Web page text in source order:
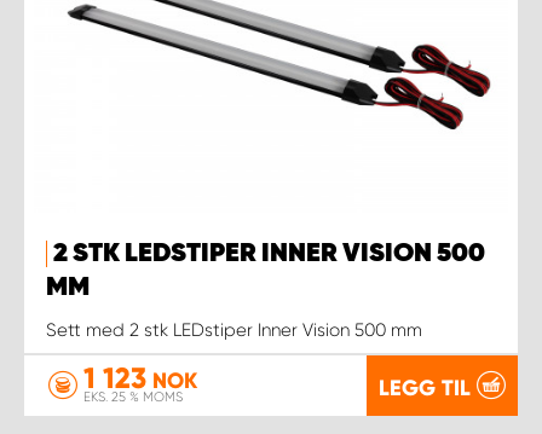
2 STK LEDSTIPER INNER VISION 500
MM
Sett med 2 stk LEDstiper Inner Vision 500 mm
1 123 NOK
EKS. 25 % MOMS LEGG TIL